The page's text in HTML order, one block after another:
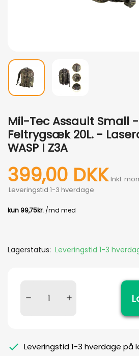
Mil-Tec Assault Small -
Feltrygsæk 20L. -
WASP I Z3A
399,00 DKK Inkl.
Leveringstid 1-3 hverdage
Lagerstatus: Leveringstid 1-3
Leveringstid 1-3 hverdage på